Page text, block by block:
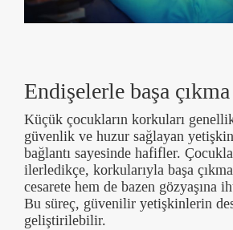
Endişelerle başa
Küçük çocukların korkuları
güvenlik ve huzur sağlayan
bağlantı sayesinde hafifler.
ilerledikçe, korkularıyla başa
cesarete hem de bazen gözyaşına
Bu süreç, güvenilir yetişkinlerin
geliştirilebilir.